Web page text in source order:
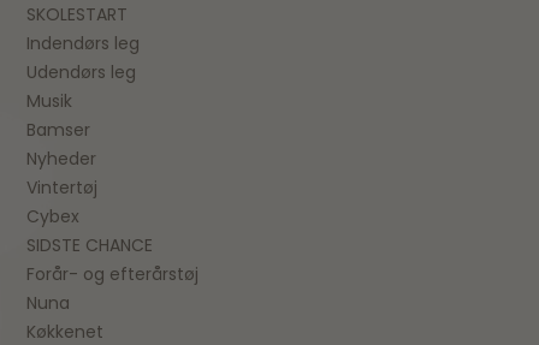
SKOLESTART
Indendørs leg
Udendørs leg
Musik
Bamser
Nyheder
Vintertøj
Cybex
SIDSTE CHANCE
Forår- og efterårstøj
Nuna
Køkkenet